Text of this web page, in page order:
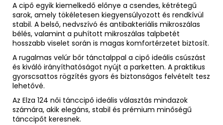
A cipő egyik kiemelkedő előnye a csendes, kétrétegű
sarok, amely tökéletesen kiegyensúlyozott és rendkívül
stabil. A belső, nedvszívó és antibakteriális mikroszálas
bélés, valamint a puhított mikroszálas talpbetét
hosszabb viselet során is magas komfortérzetet biztosít.
A rugalmas velúr bőr tánctalppal a cipő ideális csúszást
és kiváló irányíthatóságot nyújt a parketten. A praktikus
gyorscsattos rögzítés gyors és biztonságos felvételt tesz
lehetővé.
Az Elza 124 női tánccipő ideális választás mindazok
számára, akik elegáns, stabil és prémium minőségű
tánccipőt keresnek.